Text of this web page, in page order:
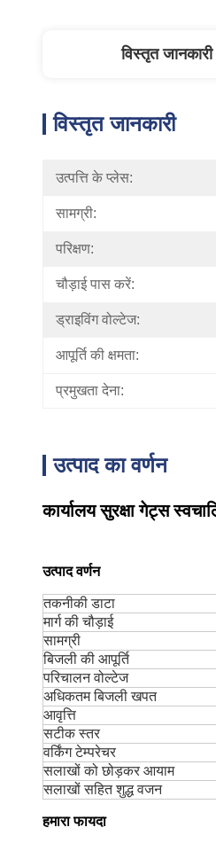
विस्तृत जानकारी
विस्तृत जानकारी
उत्पत्ति के प्लेस:
सामग्री:
परिक्षण:
चौड़ाई पास करें:
ड्राइविंग वोल्टेज:
आपूर्ति की क्षमता:
प्रमुखता देना:
उत्पाद का वर्णन
कार्यालय सुरक्षा गेट्स
उत्पाद वर्णन
तकनीकी डाटा
मार्ग की चौड़ाई
सामग्री
बिजली की आपूर्ति
परिचालन वोल्टेज
अधिकतम बिजली खपत
आवृत्ति
सटीक स्तर
वर्किंग टेम्परेचर
सलाखों को छोड़कर आयाम
सलाखों सहित शुद्ध वजन
हमारा फायदा